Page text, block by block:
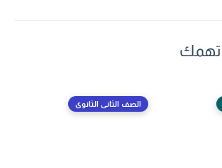
تهمك
الصف الثانى الثانوى